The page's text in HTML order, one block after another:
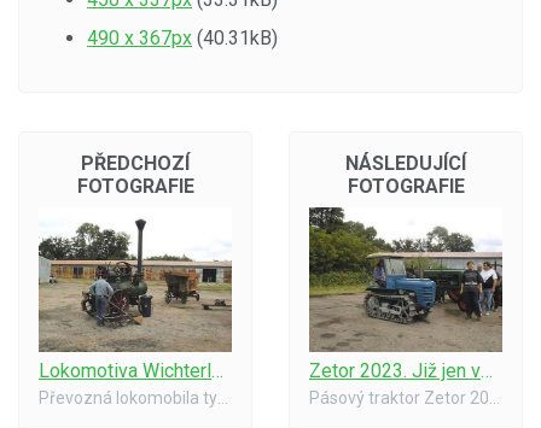
490 x 367px (40.31kB)
PŘEDCHOZÍ
FOTOGRAFIE
Lokomotiva Wichterle. Již jen vzpomínka, nyní jsou v Drobovicích u Čáslavi
NÁSLEDUJÍCÍ
FOTOGRAFIE
Zetor 2023. Již jen vzpomínka, nyní jsou v Drobovicích u Čáslavi.